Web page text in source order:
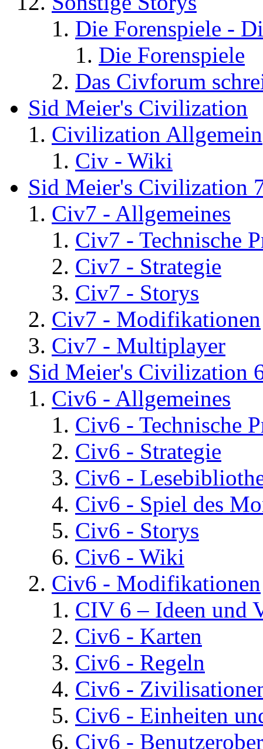
Die Forenspiele -
Die Forenspiele
Das Civforum
Sid Meier's Civilization
Civilization Allgemein
Civ - Wiki
Sid Meier's Civilization
Civ7 - Allgemeines
Civ7 - Technische
Civ7 - Strategie
Civ7 - Storys
Civ7 - Modifikationen
Civ7 - Multiplayer
Sid Meier's Civilization
Civ6 - Allgemeines
Civ6 - Technische
Civ6 - Strategie
Civ6 -
Civ6 - Spiel des
Civ6 - Storys
Civ6 - Wiki
Civ6 - Modifikationen
CIV 6 – Ideen und
Civ6 - Karten
Civ6 - Regeln
Civ6 -
Civ6 - Einheiten
Civ6 -